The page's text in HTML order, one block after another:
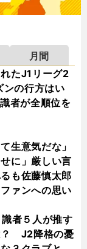
月間
たJ1リーグ2
の行方はい
者が全順位を
生意気だな」
に」厳しい言
も佐藤慎太郎
ァンへの思い
者５人が推す
？ J2降格の憂